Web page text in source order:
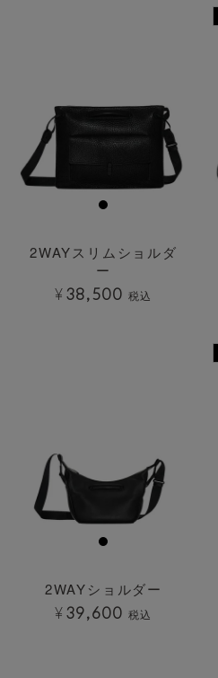
2WAYスリムショルダ
ー
¥38,500 税込
2WAYショルダー
¥39,600 税込